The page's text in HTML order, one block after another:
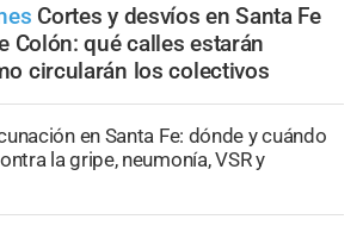
Cortes y desvíos en Santa Fe
Colón: qué calles estarán
circularán los colectivos
en Santa Fe: dónde y cuándo
la gripe, neumonía, VSR y